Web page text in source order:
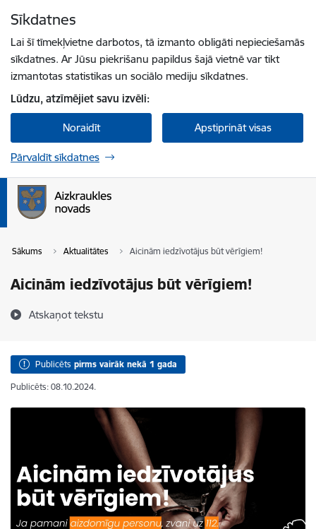
Sīkdatnes
Lai šī tīmekļvietne darbotos, tā izmanto obligāti nepieciešamās
sīkdatnes. Ar Jūsu piekrišanu papildus šajā vietnē var tikt
izmantotas statistikas un sociālo mediju sīkdatnes.
Lūdzu, atzīmējiet savu izvēli:
Noraidīt Apstiprināt visas
Pārvaldīt sīkdatnes
Sākums Aktualitātes Aicinām iedzīvotājus būt vērīgiem!
Aicinām iedzīvotājus būt vērīgiem!
Atskaņot tekstu
Publicēts pirms vairāk nekā 1 gada
Publicēts: 08.10.2024.